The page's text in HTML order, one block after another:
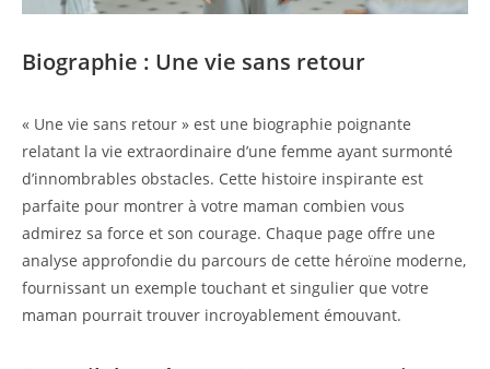
Biographie : Une vie sans retour
« Une vie sans retour » est une biographie poignante
relatant la vie extraordinaire d’une femme ayant surmonté
d’innombrables obstacles. Cette histoire inspirante est
parfaite pour montrer à votre maman combien vous
admirez sa force et son courage. Chaque page offre une
analyse approfondie du parcours de cette héroïne moderne,
fournissant un exemple touchant et singulier que votre
maman pourrait trouver incroyablement émouvant.